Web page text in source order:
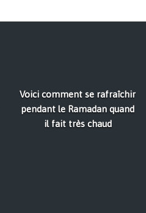
Voici comment se rafraîchir
pendant le Ramadan quand
il fait très chaud